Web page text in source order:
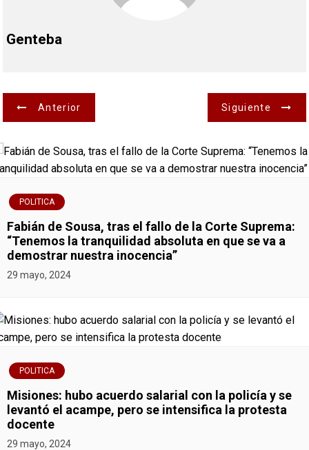
Genteba
N
a
v
e
g
a
c
i
ó
n
d
e
Anterior Siguiente
POLITICA
Fabián de Sousa, tras el fallo de la Corte Suprema:
“Tenemos la tranquilidad absoluta en que se va a
demostrar nuestra inocencia”
29 mayo, 2024
POLITICA
Misiones: hubo acuerdo salarial con la policía y se
levantó el acampe, pero se intensifica la protesta
docente
29 mayo, 2024